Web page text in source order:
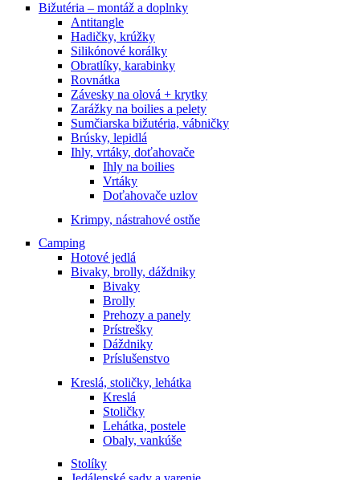
Bižutéria – montáž a doplnky
Antitangle
Hadičky, krúžky
Silikónové korálky
Obratlíky, karabinky
Rovnátka
Závesky na olová + krytky
Zarážky na boilies a pelety
Sumčiarska bižutéria, vábničky
Brúsky, lepidlá
Ihly, vrtáky, doťahovače
Ihly na boilies
Vrtáky
Doťahovače uzlov
Krimpy, nástrahové ostňe
Camping
Hotové jedlá
Bivaky, brolly, dáždniky
Bivaky
Brolly
Prehozy a panely
Prístrešky
Dáždniky
Príslušenstvo
Kreslá, stoličky, lehátka
Kreslá
Stoličky
Lehátka, postele
Obaly, vankúše
Stolíky